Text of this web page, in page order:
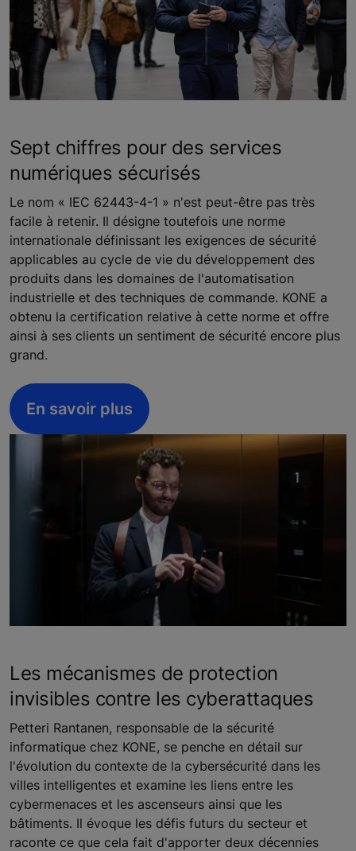
Sept chiffres pour des services
numériques sécurisés
Le nom « IEC 62443-4-1 » n'est peut-être pas très
facile à retenir. Il désigne toutefois une norme
internationale définissant les exigences de sécurité
applicables au cycle de vie du développement des
produits dans les domaines de l'automatisation
industrielle et des techniques de commande. KONE a
obtenu la certification relative à cette norme et offre
ainsi à ses clients un sentiment de sécurité encore plus
grand.
En savoir plus
Les mécanismes de protection
invisibles contre les cyberattaques
Petteri Rantanen, responsable de la sécurité
informatique chez KONE, se penche en détail sur
l'évolution du contexte de la cybersécurité dans les
villes intelligentes et examine les liens entre les
cybermenaces et les ascenseurs ainsi que les
bâtiments. Il évoque les défis futurs du secteur et
raconte ce que cela fait d'apporter deux décennies